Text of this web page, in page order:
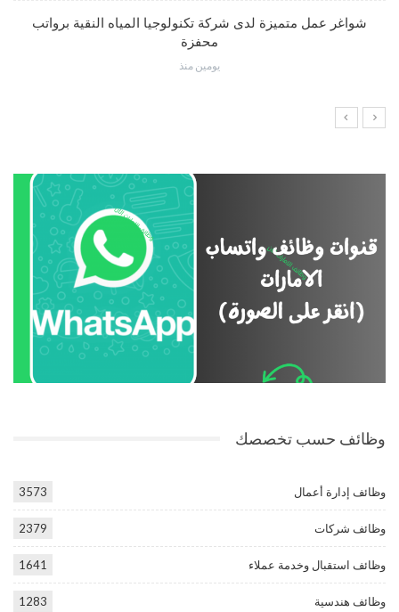
شواغر عمل متميزة لدى شركة تكنولوجيا المياه النقية برواتب
محفزة
يومين منذ
وظائف حسب تخصصك
وظائف إدارة أعمال 3573
وظائف شركات 2379
وظائف استقبال وخدمة عملاء 1641
وظائف هندسية 1283